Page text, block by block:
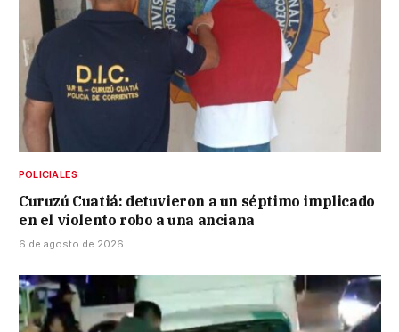
POLICIALES
Curuzú Cuatiá: detuvieron a un séptimo implicado
en el violento robo a una anciana
6 de agosto de 2026